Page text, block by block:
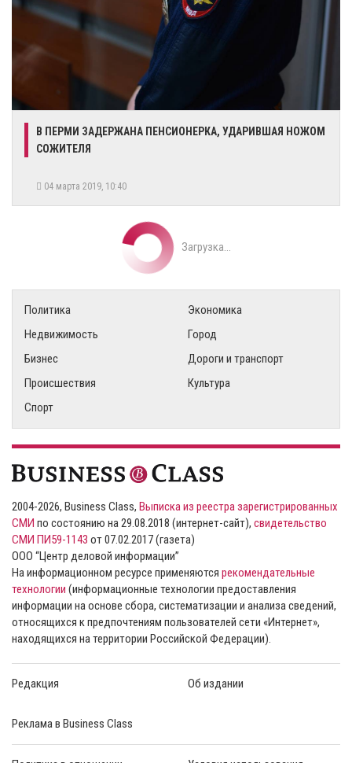
В ПЕРМИ ЗАДЕРЖАНА ПЕНСИОНЕРКА, УДАРИВШАЯ НОЖОМ
СОЖИТЕЛЯ
04 марта 2019, 10:40
Загрузка...
Политика
Экономика
Недвижимость
Город
Бизнес
Дороги и транспорт
Происшествия
Культура
Спорт
2004-2026, Business Class, Выписка из реестра зарегистрированных
СМИ по состоянию на 29.08.2018 (интернет-сайт), свидетельство
СМИ ПИ59-1143 от 07.02.2017 (газета)
ООО “Центр деловой информации”
На информационном ресурсе применяются рекомендательные
технологии (информационные технологии предоставления
информации на основе сбора, систематизации и анализа сведений,
относящихся к предпочтениям пользователей сети «Интернет»,
находящихся на территории Российской Федерации).
Редакция Об издании
Реклама в Business Class